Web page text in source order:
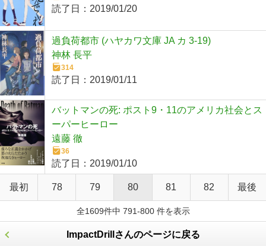
読了日： 2019/01/20
過負荷都市 (ハヤカワ文庫 JA カ 3-19)
神林 長平
314
読了日： 2019/01/11
バットマンの死: ポスト9・11のアメリカ社会とス
ーパーヒーロー
遠藤 徹
36
読了日： 2019/01/10
最初 78 79 80 81 82 最後
全1609件中 791-800 件を表示
ImpactDrillさんのページに戻る